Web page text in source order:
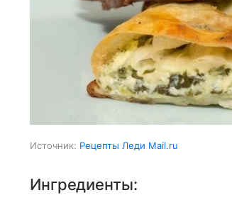
Источник: Рецепты Леди Mail.ru
Ингредиенты: